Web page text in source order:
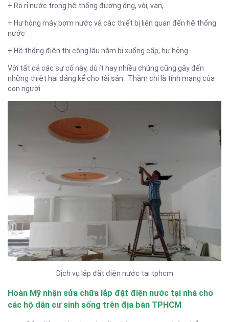
+ Rò rỉ nước trong hệ thống đường ống, vòi, van,..
+ Hư hỏng máy bơm nước và các thiết bị liên quan đến hệ thống
nước
+ Hệ thống điện thi công lâu năm bị xuống cấp, hư hỏng
Với tất cả các sự cố này, dù ít hay nhiều chúng cũng gây đến
những thiệt hại đáng kể cho tài sản. Thậm chí là tính mạng của
con người.
Dịch vụ lắp đặt điện nước tại tphcm
Hoàn Mỹ nhận sửa chữa lắp đặt điện nước tại nhà cho
các hộ dân cư sinh sống trên địa bàn TPHCM